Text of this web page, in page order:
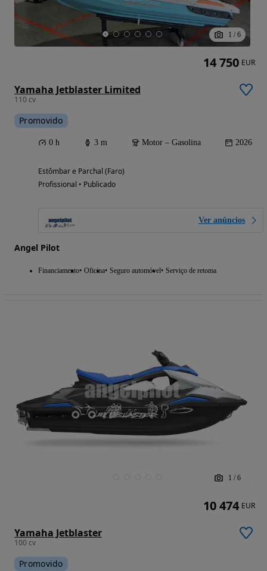
1 / 6
Yamaha Jetblaster Limited
110 cv
Promovido
0 h 3 m Motor – Gasolina 2026
Estômbar e Parchal (Faro)
Profissional • Publicado
Ver anúncios
Angel Pilot
Financiamento Oficina Seguro automóvel Serviço de retoma
14 750 EUR
1 / 6
Yamaha Jetblaster
100 cv
Promovido
10 474 EUR